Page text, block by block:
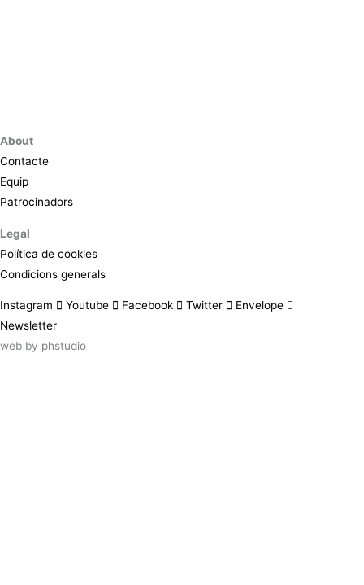
About
Contacte
Equip
Patrocinadors
Legal
Política de cookies
Condicions generals
Instagram Youtube Facebook Twitter
Envelope
Newsletter
web by phstudio